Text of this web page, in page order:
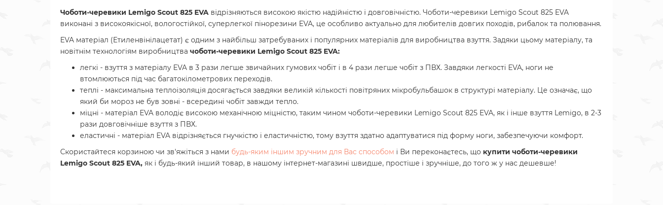
Чоботи-черевики Lemigo Scout 825 EVA відрізняються високою якістю надійністю і довговічністю. Чоботи-черевики Lemigo Scout 825 EVA
виконані з високоякісної, вологостійкої, суперлегкої пінорезини EVA, це особливо актуально для любителів довгих походів, рибалок та полювання.
EVA матеріал (Етиленвінілацетат) є одним з найбільш затребуваних і популярних матеріалів для виробництва взуття. Задяки цьому матеріалу, та
новітнім технологіям виробництва чоботи-черевики Lemigo Scout 825 EVA:
легкі - взуття з матеріалу EVA в 3 рази легше звичайних гумових чобіт і в 4 рази легше чобіт з ПВХ. Завдяки легкості EVA, ноги не
втомлюються під час багатокілометрових переходів.
теплі - максимальна теплоізоляція досягається завдяки великій кількості повітряних мікробульбашок в структурі матеріалу. Це означає, що
який би мороз не був зовні - всередині чобіт завжди тепло.
міцні - матеріал EVA володіє високою механічною міцністю, таким чином чоботи-черевики Lemigo Scout 825 EVA, як і інше взуття Lemigo, в 2-3
рази довговічніше взуття з ПВХ.
еластичні - матеріал EVA відрізняється гнучкістю і еластичністю, тому взуття здатно адаптуватися під форму ноги, забезпечуючи комфорт.
Скористайтеся корзиною чи зв'яжіться з нами будь-яким іншим зручним для Вас способом і Ви переконаєтесь, що купити чоботи-черевики
Lemigo Scout 825 EVA, як і будь-який інший товар, в нашому інтернет-магазині швидше, простіше і зручніше, до того ж у нас дешевше!